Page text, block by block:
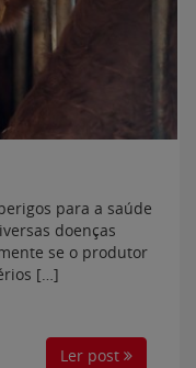
para a saúde
doenças
se o produtor
[…]
Ler post